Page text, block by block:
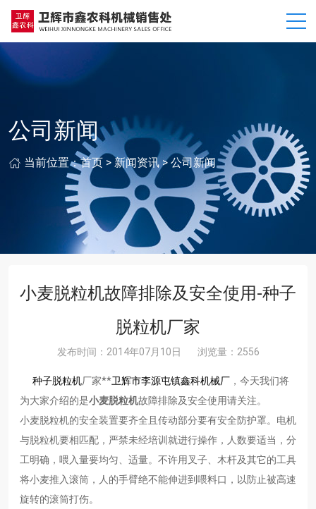
公司新闻
当前位置：首页 > 新闻资讯 >公司新闻
小麦脱粒机故障排除及安全使用-种子
脱粒机厂家
发布时间：2014年07月10日 浏览量：2556
种子脱粒机厂家**卫辉市李源屯镇鑫科机械厂 ，今天我们将
为大家介绍的是小麦脱粒机故障排除及安全使用请关注。
小麦脱粒机的安全装置要齐全且传动部分要有安全防护罩。电机
与脱粒机要相匹配，严禁未经培训就进行操作，人数要适当，分
工明确，喂入量要均匀、适量。不许用叉子、木杆及其它的工具
将小麦推入滚筒，人的手臂绝不能伸进到喂料口，以防止被高速
旋转的滚筒打伤。